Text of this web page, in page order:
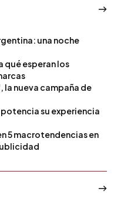
una noche
qué esperan los
la nueva campaña de
su experiencia
5 macrotendencias en